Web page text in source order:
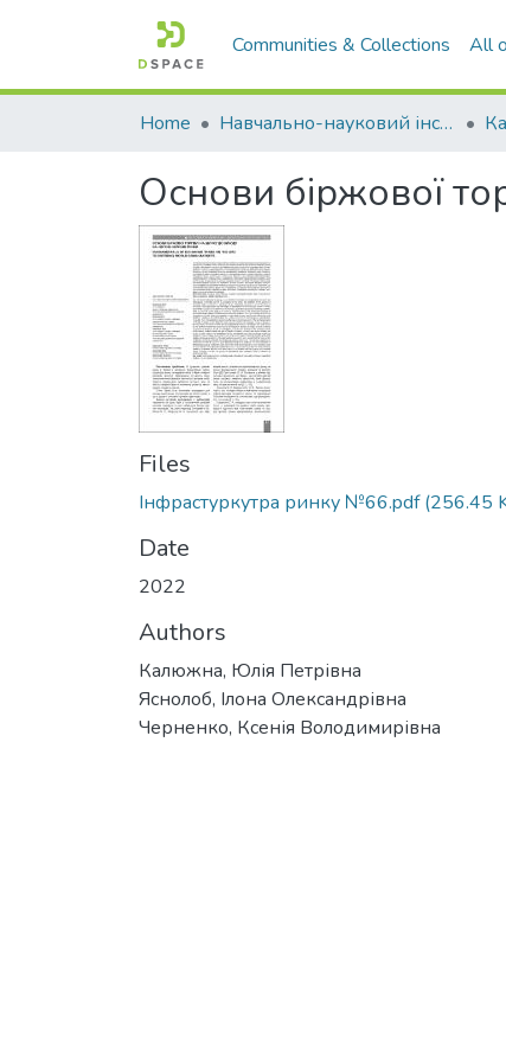
Communities & Collections All
Home Навчально-науковий інститут економіки, управління, права та інформаційних технологій
Основи біржової
Files
Інфрастуркутра ринку №66.pdf(256.45
Date
2022
Authors
Калюжна, Юлія Петрівна
Яснолоб, Ілона Олександрівна
Черненко, Ксенія Володимирівна